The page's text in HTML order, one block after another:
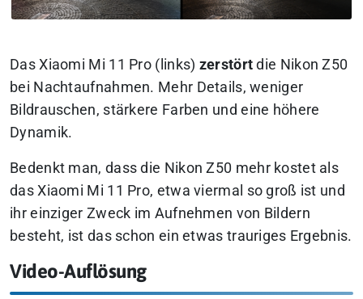
Das Xiaomi Mi 11 Pro (links) zerstört die Nikon Z50
bei Nachtaufnahmen. Mehr Details, weniger
Bildrauschen, stärkere Farben und eine höhere
Dynamik.
Bedenkt man, dass die Nikon Z50 mehr kostet als
das Xiaomi Mi 11 Pro, etwa viermal so groß ist und
ihr einziger Zweck im Aufnehmen von Bildern
besteht, ist das schon ein etwas trauriges Ergebnis.
Video-Auflösung